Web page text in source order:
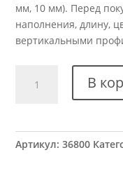
мм, 10 мм). Перед
наполнения, длину,
вертикальными
товара
ХSEK-
В
Артикул:36800